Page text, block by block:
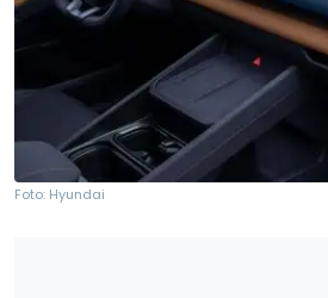
Foto: Hyundai